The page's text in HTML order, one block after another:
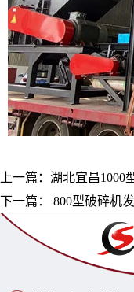
上一篇： 湖北宜昌1000
下一篇：
800型破碎机